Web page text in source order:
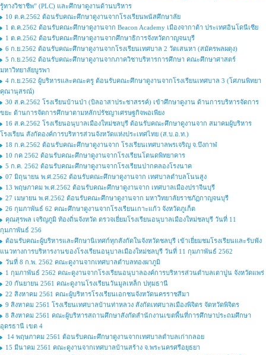
รู้ทางวิชาชีพ” (PLC) และศึกษาดูงานด้านบริหาร
10 ต.ค.2562 ต้อนรับคณะศึกษาดูงานจากโรงเรียนพนัสศึกษาลัย
1 ต.ค.2562 ต้อนรับคณะศึกษาดูงานจาก Beacon Academy เมืองจากาต้า ประเทศอินโดนีเซีย
1 ต.ค.2562 ต้อนรับคณะศึกษาดูงานจากศึกษาธิการจังหวัดกาญจนบุรี
6 ก.ย.2562 ต้อนรับคณะศึกษาดูงานจากโรงเรียนเทศบาล 2 วัดเสนหา (สมัครพลผดุง)
5 ก.ย.2562 ต้อนรับคณะศึกษาดูงานจากภาควิชาบริหารการศึกษา คณะศึกษาศาสตร์
มหาวิทยาลัยบูรพา
4 ก.ย.2562 ผู้บริหารและคณะครู ต้อนรับคณะศึกษาดูงานจากโรงเรียนเทศบาล 3 (โศภนพิทยา
คุณานุสรณ์)
30 ส.ค.2562 โรงเรียนบ้านป่า (บิลอาสาประชาสรรค์) เข้าศึกษาดูงาน ด้านการบริหารจัดการ
ขยะ ด้านการจัดการศึกษาตามหลักปรัชญาเศรษฐกิจพอเพียง
16 ส.ค.2562 โรงเรียนอนุบาลเมืองใหม่ชลบุรี ต้อนรับคณะศึกษาดูงานจาก สมาคมผู้บริหาร
โรงเรียน สังกัดองค์การบริหารส่วนจังหวัดแห่งประเทศไทย (ส.บ.อ.ท.)
18 ก.ค.2562 ต้อนรับคณะศึกษาดูงานจาก โรงเรียนเทศบาลพรเจริญ จ.บึงกาฬ
10 กค 2562 ต้อนรับคณะศึกษาดูงานจากโรงเรียนโตนดพิทยาคาร
5 ก.ค. 2562 ต้อนรับคณะศึกษาดูงานจากโรงเรียนปากคลองโรงนาค
07 มิถุนายน พ.ศ.2562 ต้อนรับคณะศึกษาดูงานจาก เทศบาลตำบลโนนสูง
13 พฤษภาคม พ.ศ.2562 ต้อนรับคณะศึกษาดูงานจาก เทศบาลเมืองปราจีนบุรี
27 เมษายน พ.ศ.2562 ต้อนรับคณะศึกษาดูงานจาก มหาวิทยาลัยราชภัฏกาญจนบุรี
26 กุมภาพันธ์ 62 คณะศึกษาดูงานจากโรงเรียนเกาะแก้ว จังหวัดภูเก็ต
คุณสุรพล เจริญภูมิ ท้องถิ่นจังหวัด ตรวจเยี่ยมโรงเรียนอนุบาลเมืองใหม่ชลบุรี วันที่ 11
กุมภาพันธ์ 256
ต้อนรับคณะผู้บริหารและศึกษานิเทศก์ทุกสังกัดในจังหวัดชลบุรี เข้าเยี่ยมชมโรงเรียนและรับฟัง
แนวทางการบริหารงานของโรงเรียนอนุบาลเมืองใหม่ชลบุรี วันที่ 11 กุมภาพันธ์ 2562
วันที่ 8 ก.พ. 2562 คณะดูงานจากเทศบาลตำบลทองผาภูมิ
1 กุมภาพันธ์ 2562 คณะดูงานจากโรงเรียนอนุบาลองค์การบริหารส่วนตำบลเตาปูน จังหวัดแพร่
20 กันยายน 2561 คณะดูงานโรงเรียนวันมูลเหล็ก ปทุมธานี
22 สิงหาคม 2561 คณะผู้บริหารโรงเรียนเอกชนจังหวัดนครราชสีมา
9 สิงหาคม 2561 โรงเรียนเทศบาลบ้านท่าหลวง สังกัดเทศบาลเมืองพิจิตร จัดหวัดพิจิตร
8 สิงหาคม 2561 คณะผู้บริหารสถานศึกษาสังกัดสำนักงานเขตพื้นที่การศึกษาประถมศึกษา
อุดรธานี เขต 4
14 พฤษภาคม 2561 ต้อนรับคณะศึกษาดูงานจากเทศบาลตำบลเก่ากลอย
15 มีนาคม 2561 คณะดูงานจากเทศบาลบ้านสร้าง จ.พระนครศรีอยุธยา